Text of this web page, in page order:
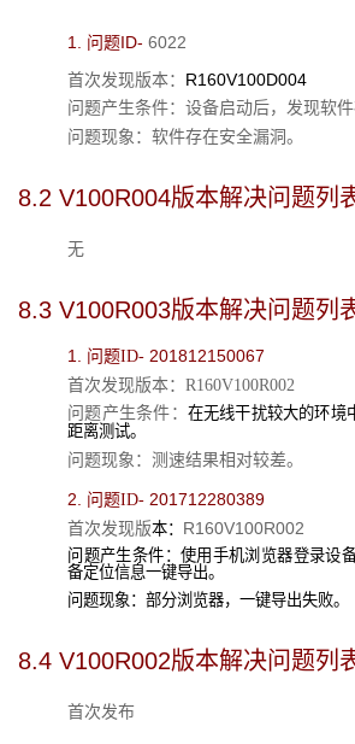
1. 问题ID- 6022
首次发现版本： R160V100D004
问题产生条件：设备启动后，发现软
问题现象：软件存在安全漏洞。
8.2 V100R004版本解决问题列
无
8.3 V100R003版本解决问题列
1. 问题ID- 201812150067
首次发现版本：R160V100R002
问题产生条件： 在无线干扰较大的环境
距离测试。
问题现象：测速结果相对较差。
2. 问题ID- 201712280389
首次发现版本： R160V100R002
问题产生条件：使用手机浏览器登录设
备定位信息一键导出。
问题现象：部分浏览器，一键导出失败。
8.4 V100R002版本解决问题列
首次发布